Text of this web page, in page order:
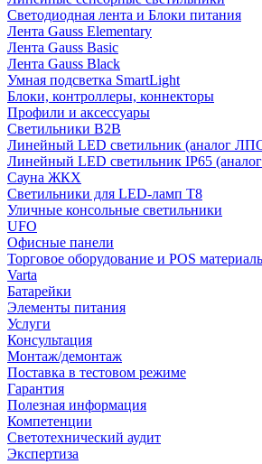
Светодиодная лента и Блоки питания
Лента Gauss Elementary
Лента Gauss Basic
Лента Gauss Black
Умная подсветка SmartLight
Блоки, контроллеры, коннекторы
Профили и аксессуары
Светильники B2B
Линейный LED светильник (аналог
Линейный LED светильник IP65
Сауна ЖКХ
Светильники для LED-ламп T8
Уличные консольные светильники
UFO
Офисные панели
Торговое оборудование и POS
Varta
Батарейки
Элементы питания
Услуги
Консультация
Монтаж/демонтаж
Поставка в тестовом режиме
Гарантия
Полезная информация
Компетенции
Светотехнический аудит
Экспертиза